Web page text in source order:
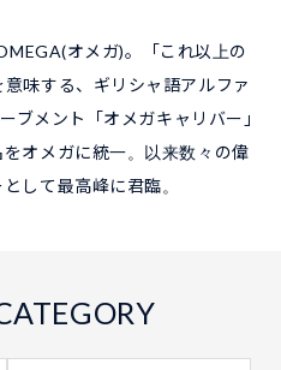
オメガ)。「これ以上の
味する、ギリシャ語アルファ
ブメント「オメガキャリバー」
オメガに統一。以来数々の偉
して最高峰に君臨。